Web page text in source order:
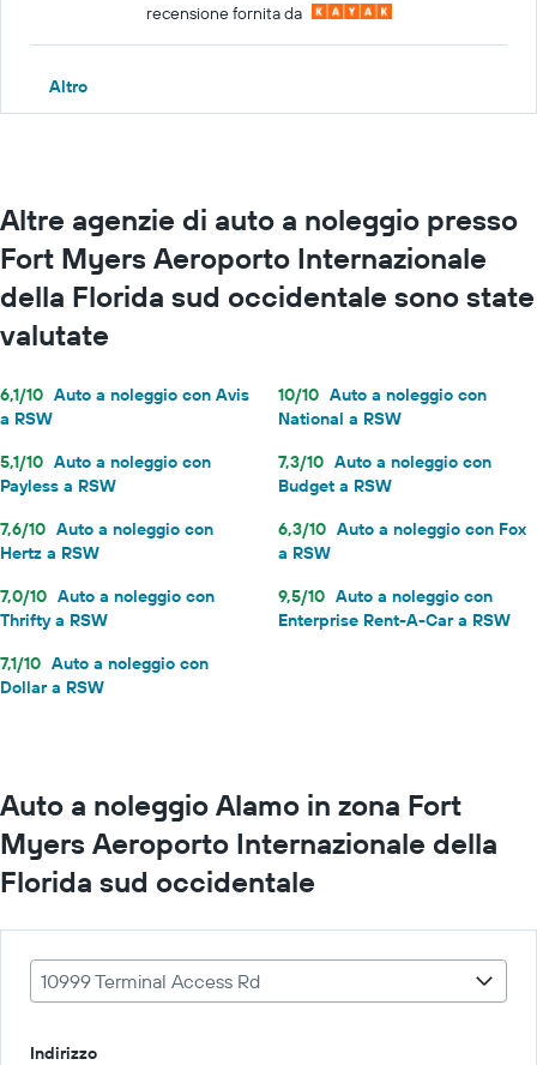
recensione fornita da
Altro
Altre agenzie di auto a noleggio presso
Fort Myers Aeroporto Internazionale
della Florida sud occidentale sono state
valutate
6,1/10 Auto a noleggio con Avis
a RSW
10/10 Auto a noleggio con
National a RSW
5,1/10 Auto a noleggio con
Payless a RSW
7,3/10 Auto a noleggio con
Budget a RSW
7,6/10 Auto a noleggio con
Hertz a RSW
6,3/10 Auto a noleggio con Fox
a RSW
7,0/10 Auto a noleggio con
Thrifty a RSW
9,5/10 Auto a noleggio con
Enterprise Rent-A-Car a RSW
7,1/10 Auto a noleggio con
Dollar a RSW
Auto a noleggio Alamo in zona Fort
Myers Aeroporto Internazionale della
Florida sud occidentale
10999 Terminal Access Rd
Indirizzo